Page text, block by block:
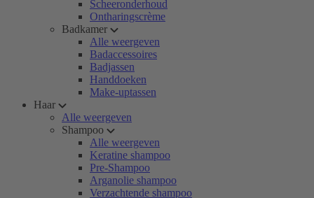
Scheeronderhoud
Ontharingscrème
Badkamer
Alle weergeven
Badaccessoires
Badjassen
Handdoeken
Make-uptassen
Haar
Alle weergeven
Shampoo
Alle weergeven
Keratine shampoo
Pre-Shampoo
Arganolie shampoo
Verzachtende shampoo